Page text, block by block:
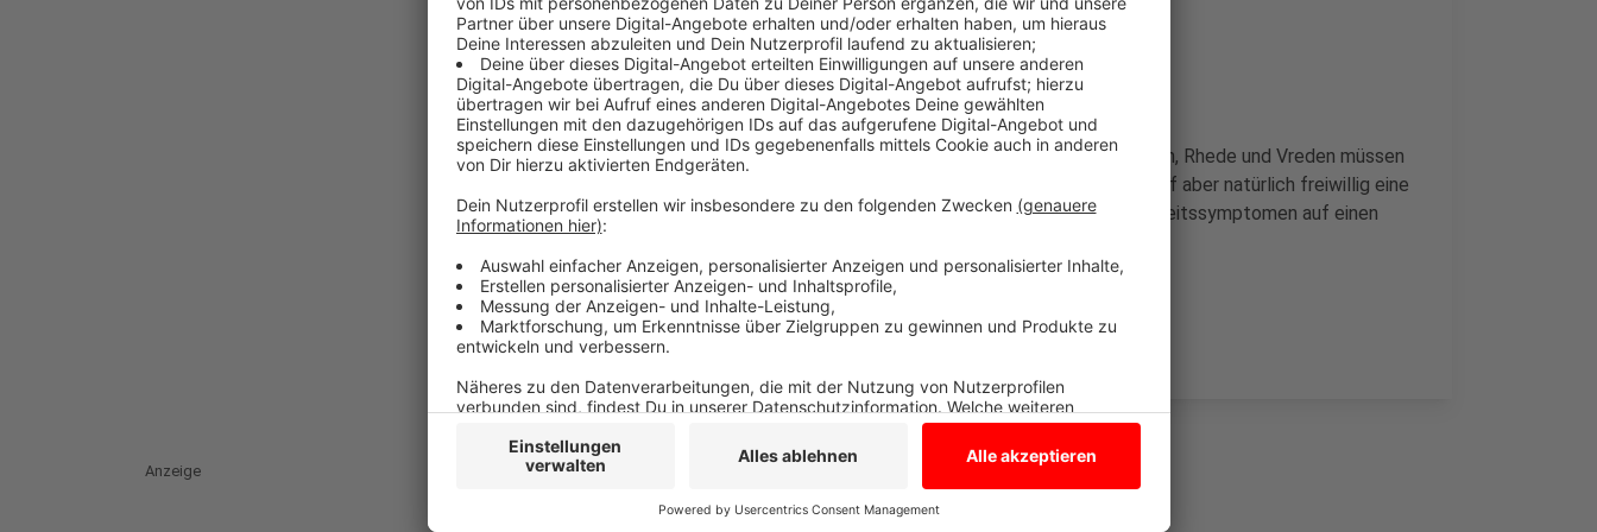
Besucher können freiwillig eine Maske tragen
Anzeige
In den angeschlossenen Krankenhäusern in Ahaus, Bocholt, Borken, Rhede und Vreden müssen
Besucher ab Samstag keine Maske mehr tragen. Wer möchte, darf aber natürlich freiwillig eine
aufsetzen. Das Klinikum Westmünsterland bittet aber, bei Krankheitssymptomen auf einen
Anzeige
Anzeige